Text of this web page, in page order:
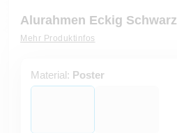
Alurahmen Eckig Schwarz
Mehr Produktinfos
Material: Poster